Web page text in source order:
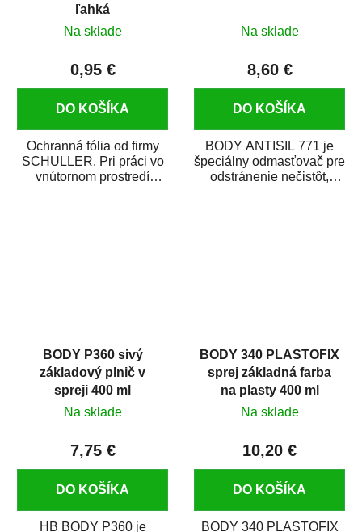
ľahká
Na sklade
0,95 €
DO KOŠÍKA
Ochranná fólia od firmy
SCHULLER. Pri práci vo
vnútornom prostredí
Na sklade
8,60 €
DO KOŠÍKA
BODY ANTISIL 771 je
špeciálny odmasťovač pre
odstránenie nečistôt,
BODY P360 sivý
základový plnič v
spreji 400 ml
Na sklade
7,75 €
DO KOŠÍKA
HB BODY P360 je
BODY 340 PLASTOFIX
sprej základná farba
na plasty 400 ml
Na sklade
10,20 €
DO KOŠÍKA
BODY 340 PLASTOFIX